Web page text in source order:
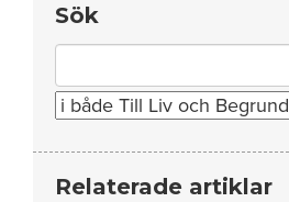
Sök
for:
Relaterade artiklar